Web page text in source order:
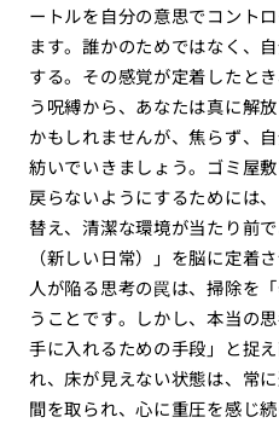
ートルを自分の意思でコント
ます。誰かのためではなく、
する。その感覚が定着したと
う呪縛から、あなたは真に解
かもしれませんが、焦らず、
紡いでいきましょう。ゴミ屋
戻らないようにするためには
替え、清潔な環境が当たり前
（新しい日常）」を脳に定着
人が陥る思考の罠は、掃除を
うことです。しかし、本当の
手に入れるための手段」と捉
れ、床が見えない状態は、常
間を取られ、心に重圧を感じ